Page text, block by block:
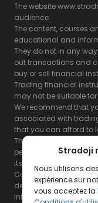
Stradoji
Nous utilisons
expérience sur
vous acceptez la
The website
audience.
The content, courses
educational and
They do not in any
out transactions and
buy or sell financial
Trading financial
may not be suitable for
We recommend that
associated with
that you can afford to
The Stradoji site does
performance of
its site and its servers.
Consequently, the
decline all
information and the